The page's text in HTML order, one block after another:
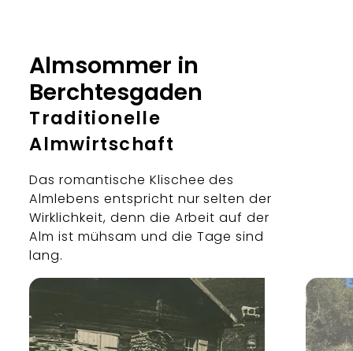
Almsommer in
Berchtesgaden
Traditionelle
Almwirtschaft
Das romantische Klischee des
Almlebens entspricht nur selten der
Wirklichkeit, denn die Arbeit auf der
Alm ist mühsam und die Tage sind
lang.